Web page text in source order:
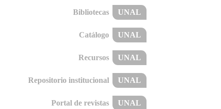
Bibliotecas UNAL
Catálogo UNAL
Recursos UNAL
Repositorio institucional UNAL
Portal de revistas UNAL